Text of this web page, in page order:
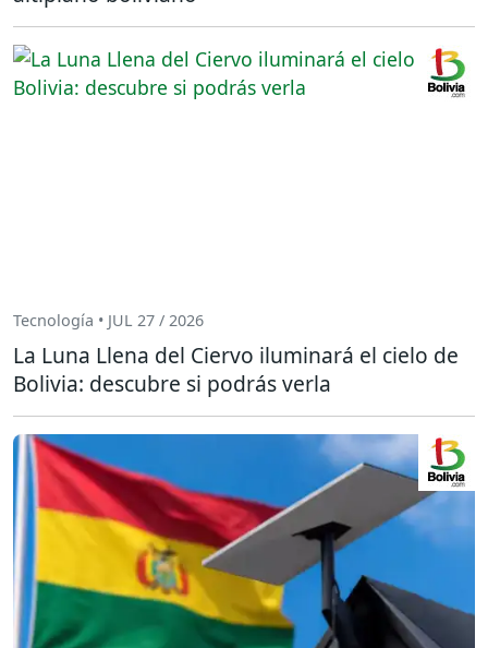
Tecnología • JUL 27 / 2026
La Luna Llena del Ciervo iluminará el cielo de
Bolivia: descubre si podrás verla